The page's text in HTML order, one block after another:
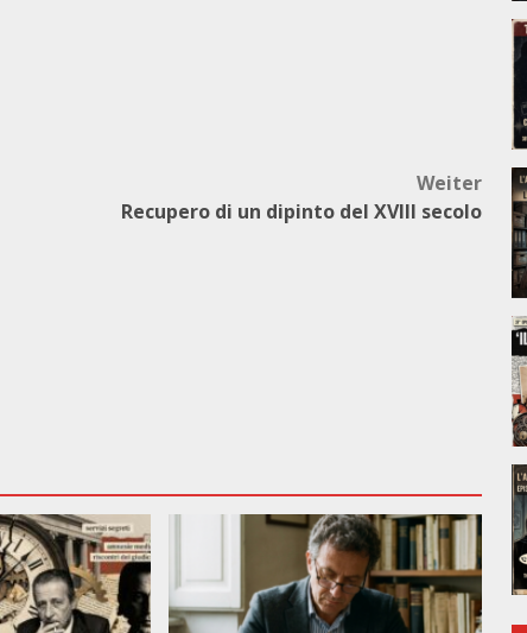
Weiter
Recupero di un dipinto del XVIII secolo